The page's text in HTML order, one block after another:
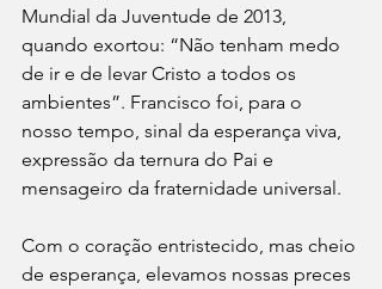
Mundial da Juventude de 2013,
quando exortou: “Não tenham medo
de ir e de levar Cristo a todos os
ambientes”. Francisco foi, para o
nosso tempo, sinal da esperança viva,
expressão da ternura do Pai e
mensageiro da fraternidade universal.
Com o coração entristecido, mas cheio
de esperança, elevamos nossas preces